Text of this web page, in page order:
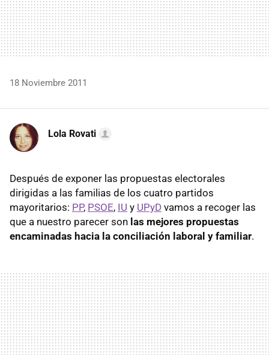
18 Noviembre 2011
Lola Rovati
Después de exponer las propuestas electorales
dirigidas a las familias de los cuatro partidos
mayoritarios: PP, PSOE, IU y UPyD vamos a recoger las
que a nuestro parecer son las mejores propuestas
encaminadas hacia la conciliación laboral y familiar.